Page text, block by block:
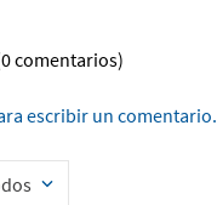
comentarios)
escribir un comentario.